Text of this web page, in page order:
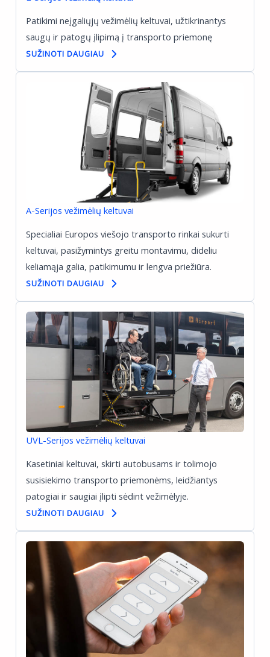
Patikimi neįgaliųjų vežimėlių keltuvai, užtikrinantys
saugų ir patogų įlipimą į transporto priemonę
SUŽINOTI DAUGIAU
A-Serijos vežimėlių keltuvai
Specialiai Europos viešojo transporto rinkai sukurti
keltuvai, pasižymintys greitu montavimu, dideliu
keliamąja galia, patikimumu ir lengva priežiūra.
SUŽINOTI DAUGIAU
UVL-Serijos vežimėlių keltuvai
Kasetiniai keltuvai, skirti autobusams ir tolimojo
susisiekimo transporto priemonėms, leidžiantys
patogiai ir saugiai įlipti sėdint vežimėlyje.
SUŽINOTI DAUGIAU